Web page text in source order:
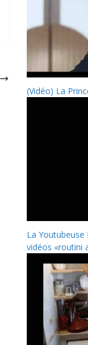
(Vidéo) La
La Youtubeuse
vidéos «routini